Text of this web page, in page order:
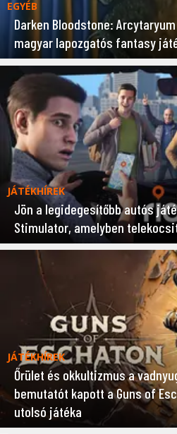
EGYÉB
Darken Bloodstone:
magyar lapozgatós fantasy
JÁTÉKHÍREK
Jön a legidegesítőbb autós
Stimulator, amelyben
JÁTÉKHÍREK
Őrület és okkultizmus a
bemutatót kapott a Guns of
utolsó játéka